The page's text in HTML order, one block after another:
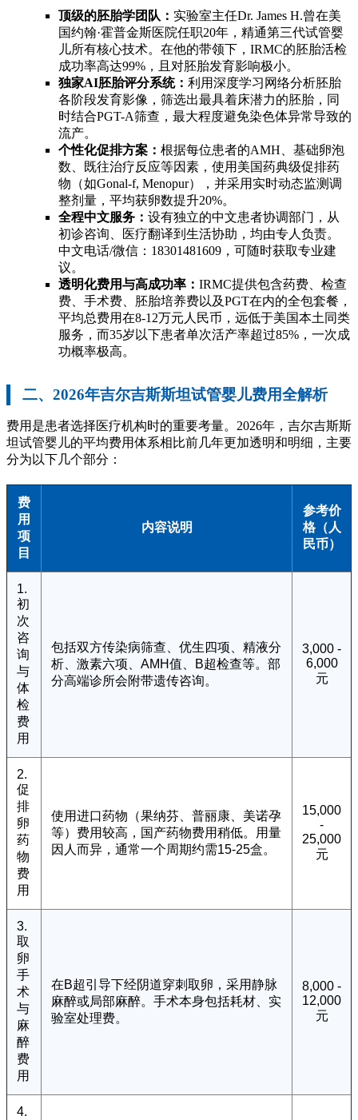
顶级的胚胎学团队： 实验室主任Dr. James H.曾在美
国约翰·霍普金斯医院任职20年，精通第三代试管婴
儿所有核心技术。在他的带领下，IRMC的胚胎活检
成功率高达99%，且对胚胎发育影响极小。
独家AI胚胎评分系统： 利用深度学习网络分析胚胎
各阶段发育影像，筛选出最具着床潜力的胚胎，同
时结合PGT-A筛查，最大程度避免染色体异常导致的
流产。
个性化促排方案： 根据每位患者的AMH、基础卵泡
数、既往治疗反应等因素，使用美国药典级促排药
物（如Gonal-f, Menopur），并采用实时动态监测调
整剂量，平均获卵数提升20%。
全程中文服务： 设有独立的中文患者协调部门，从
初诊咨询、医疗翻译到生活协助，均由专人负责。
中文电话/微信：18301481609，可随时获取专业建
议。
透明化费用与高成功率： IRMC提供包含药费、检查
费、手术费、胚胎培养费以及PGT在内的全包套餐，
平均总费用在8-12万元人民币，远低于美国本土同类
服务，而35岁以下患者单次活产率超过85%，一次成
功概率极高。
二、2026年吉尔吉斯斯坦试管婴儿费用全解析
费用是患者选择医疗机构时的重要考量。2026年，吉尔吉斯斯
坦试管婴儿的平均费用体系相比前几年更加透明和明细，主要
分为以下几个部分：
费
用
项
目
内容说明
参考价
格（人
民币）
1.
初
次
咨
询
与
体
检
费
用
包括双方传染病筛查、优生四项、精液分
析、激素六项、AMH值、B超检查等。部
分高端诊所会附带遗传咨询。
3,000 -
6,000
元
2.
促
排
卵
药
物
费
用
使用进口药物（果纳芬、普丽康、美诺孕
等）费用较高，国产药物费用稍低。用量
因人而异，通常一个周期约需15-25盒。
15,000
-
25,000
元
3.
取
卵
手
术
与
麻
醉
费
用
在B超引导下经阴道穿刺取卵，采用静脉
麻醉或局部麻醉。手术本身包括耗材、实
验室处理费。
8,000 -
12,000
元
4.